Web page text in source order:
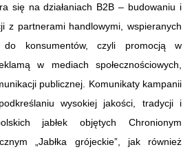
się na działaniach B2B – budowaniu i
z partnerami handlowymi, wspieranych
do konsumentów, czyli promocją w
w mediach społecznościowych,
publicznej. Komunikaty kampanii
wysokiej jakości, tradycji i
jabłek objętych Chronionym
„Jabłka grójeckie”, jak również